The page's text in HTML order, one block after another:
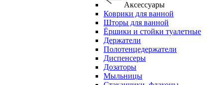
Аксессуары
Коврики для ванной
Шторы для ванной
Ёршики и стойки туалетные
Держатели
Полотенцедержатели
Диспенсеры
Дозаторы
Мыльницы